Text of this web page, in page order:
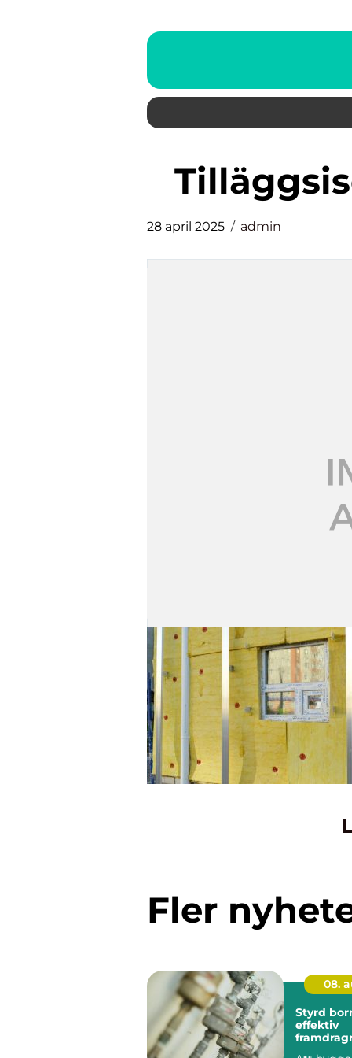
28 april 2025 admin
Fler
08.
Styrd
effektiv